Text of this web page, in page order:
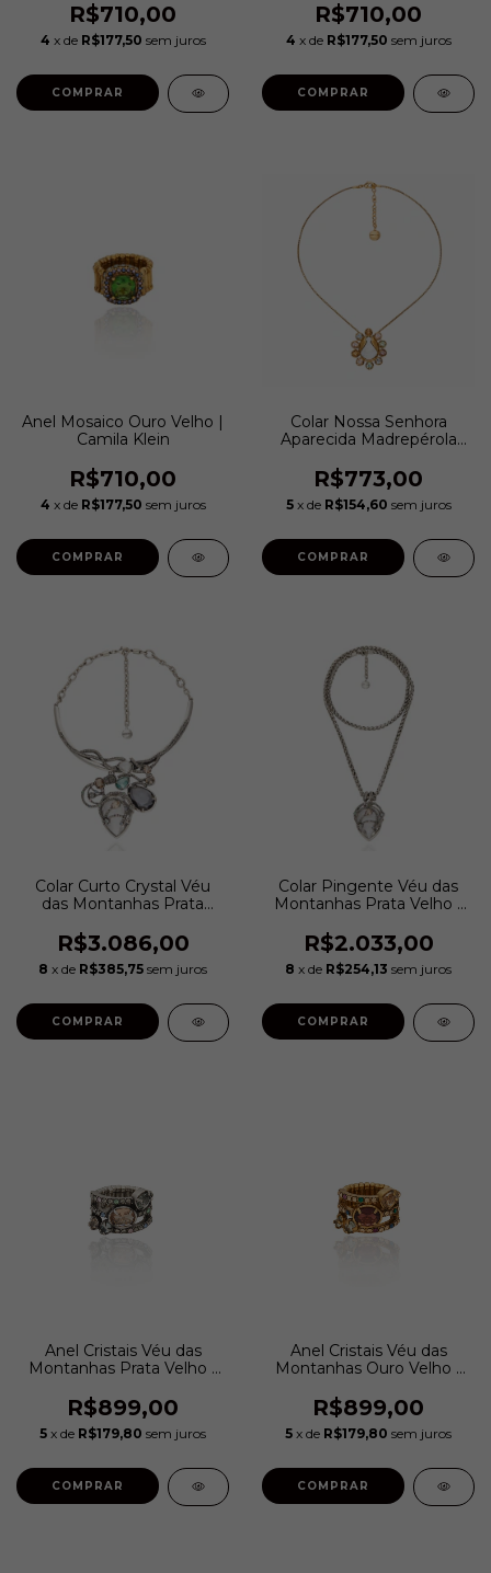
R$710,00
4 x de R$177,50 sem juros
COMPRAR
R$710,00
4 x de R$177,50 sem juros
COMPRAR
Anel Mosaico Ouro Velho |
Camila Klein
R$710,00
4 x de R$177,50 sem juros
COMPRAR
Colar Nossa Senhora
Aparecida Madrepérola
Camila Klein
R$773,00
5 x de R$154,60 sem juros
COMPRAR
Colar Curto Crystal Véu
das Montanhas Prata
R$3.086,00
8 x de R$385,75 sem juros
COMPRAR
Colar Pingente Véu das
Montanhas Prata Velho |
R$2.033,00
8 x de R$254,13 sem juros
COMPRAR
Anel Cristais Véu das
Montanhas Prata Velho |
R$899,00
5 x de R$179,80 sem juros
COMPRAR
Anel Cristais Véu das
Montanhas Ouro Velho |
R$899,00
5 x de R$179,80 sem juros
COMPRAR